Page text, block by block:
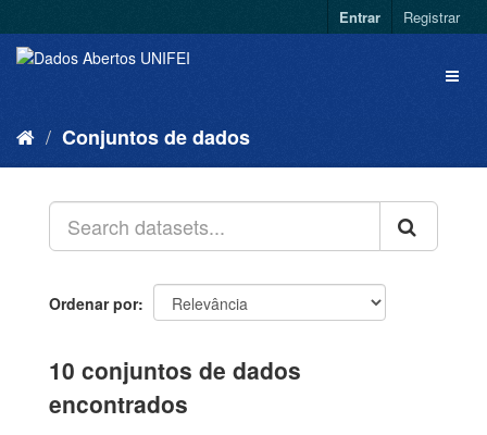
Entrar Registrar
Conjuntos de dados
Ordenar por
10 conjuntos de dados
encontrados